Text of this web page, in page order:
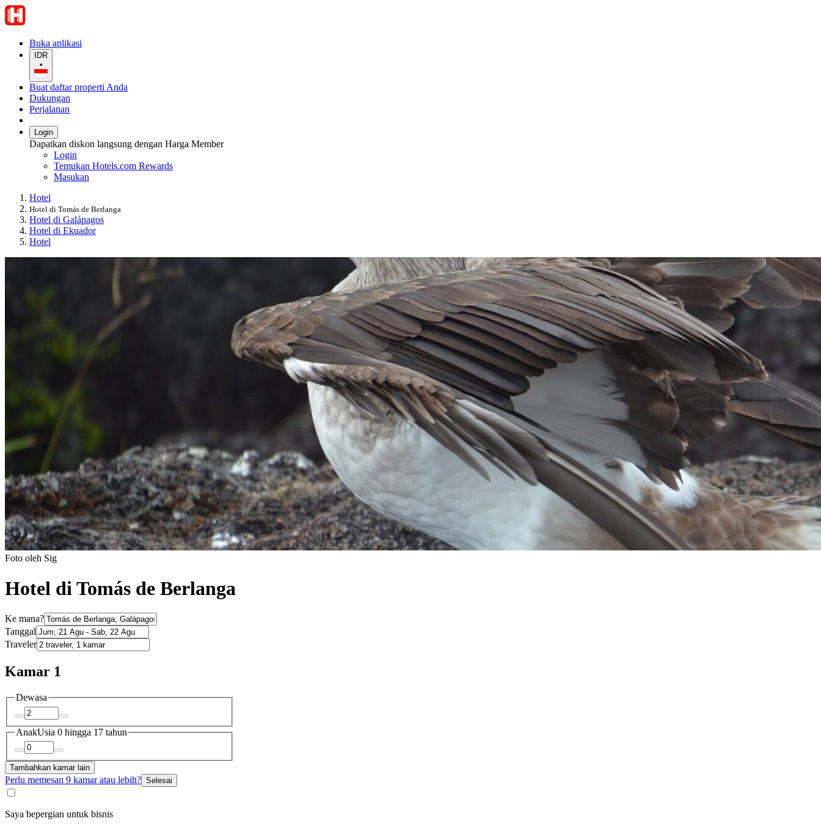
Buka aplikasi
IDR
•
Buat daftar properti Anda
Dukungan
Perjalanan
Login
Dapatkan diskon langsung dengan Harga Member
Login
Temukan Hotels.com Rewards
Masukan
Hotel
Hotel di Tomás de Berlanga
Hotel di Galápagos
Hotel di Ekuador
Hotel
Foto oleh Sig
Hotel di Tomás de Berlanga
Ke mana?
Tanggal
Traveler
Kamar 1
Dewasa
AnakUsia 0 hingga 17 tahun
Tambahkan kamar lain
Perlu memesan 9 kamar atau lebih? Selesai
Saya bepergian untuk bisnis